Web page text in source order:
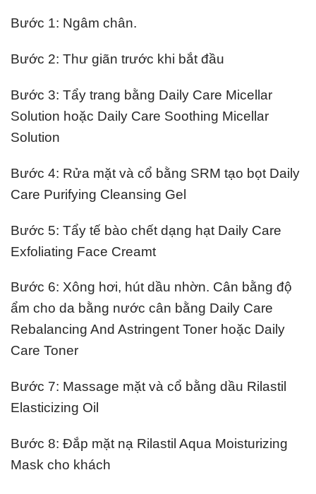
Bước 1: Ngâm chân.
Bước 2: Thư giãn trước khi bắt đầu
Bước 3: Tẩy trang bằng Daily Care Micellar
Solution hoặc Daily Care Soothing Micellar
Solution
Bước 4: Rửa mặt và cổ bằng SRM tạo bọt Daily
Care Purifying Cleansing Gel
Bước 5: Tẩy tế bào chết dạng hạt Daily Care
Exfoliating Face Creamt
Bước 6: Xông hơi, hút dầu nhờn. Cân bằng độ
ẩm cho da bằng nước cân bằng Daily Care
Rebalancing And Astringent Toner hoặc Daily
Care Toner
Bước 7: Massage mặt và cổ bằng dầu Rilastil
Elasticizing Oil
Bước 8: Đắp mặt nạ Rilastil Aqua Moisturizing
Mask cho khách